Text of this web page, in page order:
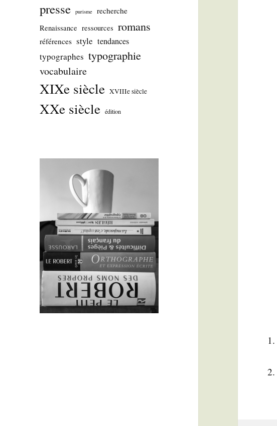
presse purisme
recherche
Renaissance ressources romans
références style tendances
typographes typographie
vocabulaire
XIXe siècle XVIIIe siècle
XXe siècle édition